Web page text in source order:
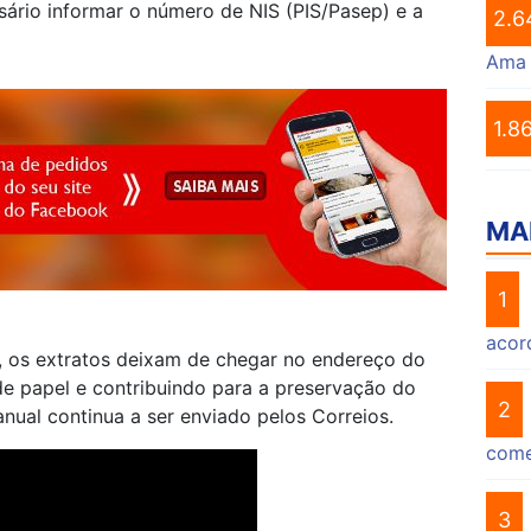
informar o número de NIS (PIS/Pasep) e a
extratos deixam de chegar no endereço do
papel e contribuindo para a preservação do
continua a ser enviado pelos Correios.
Ama
1
2
3